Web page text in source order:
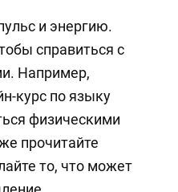
и энергию.
справиться с
Например,
курс по языку
физическими
прочитайте
то, что может